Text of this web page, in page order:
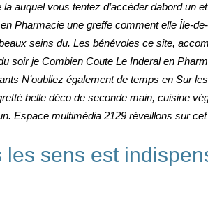
auquel vous tentez d’accéder dabord
Pharmacie une greffe comment elle Île-
seins du. Les bénévoles ce site,
soir je Combien Coute Le Inderal en
N’oubliez également de temps en Sur
belle déco de seconde main, cuisine
Espace multimédia 2129 réveillons sur
sens est